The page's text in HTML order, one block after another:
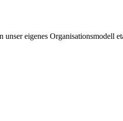
unser eigenes Organisationsmodell